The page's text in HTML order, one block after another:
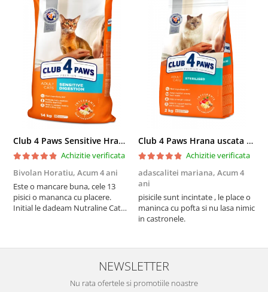
Club 4 Paws Sensitive Hrana uscata pisici adulte, 14kg
Achizitie verificata
Bivolan Horatiu, Acum 4 ani
Este o mancare buna, cele 13
pisici o mananca cu placere.
Initial le dadeam Nutraline Cat
nu o mananca cu placere. Eu
sunt multumit si voi continua cu
Club 4 Paws Hrana uscata pisici sterilizate, 2kg
Achizitie verificata
adascalitei mariana, Acum 4
ani
pisicile sunt incintate , le place o
maninca cu pofta si nu lasa nimic
in castronele.
NEWSLETTER
Nu rata ofertele si promotiile noastre